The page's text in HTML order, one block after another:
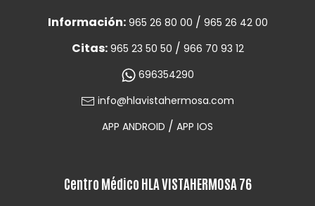
Información: 965 26 80 00 / 965 26 42 00
Citas: 965 23 50 50 / 966 70 93 12
696354290
info@hlavistahermosa.com
APP ANDROID / APP IOS
Centro Médico HLA VISTAHERMOSA 76